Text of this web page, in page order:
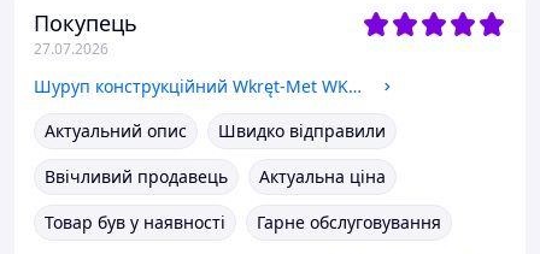
Покупець
27.07.2026
Шуруп конструкційний Wkręt-Met WKCP-06100 6x100 мм 100 шт.
Актуальний опис
Швидко відправили
Ввічливий продавець
Актуальна ціна
Товар був у наявності
Гарне обслуговування